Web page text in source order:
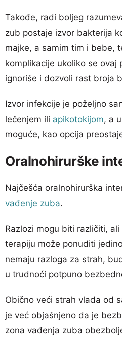
Takođe, radi boljeg
zub postaje izvor bakterija
majke, a samim tim i bebe,
komplikacije ukoliko se ovaj
ignoriše i dozvoli rast broja
Izvor infekcije je poželjno
lečenjem ili apikotokijom, a
moguće, kao opcija
Oralnohirurške
Najčešća oralnohirurška
vađenje zuba.
Razlozi mogu biti različiti,
terapiju može ponuditi
nemaju razloga za strah,
u trudnoći potpuno
Obično veći strah vlada od
je već objašnjeno da je
zona vađenja zuba